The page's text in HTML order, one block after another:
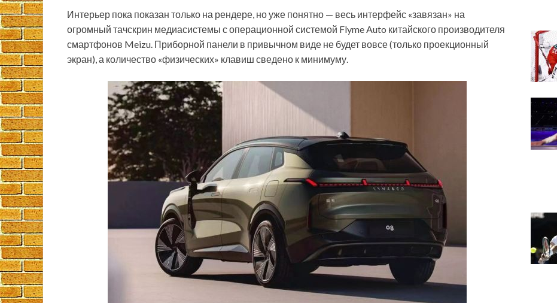
Интерьер пока показан только на рендере, но уже понятно — весь интерфейс «завязан» на
огромный тачскрин медиасистемы с операционной системой Flyme Auto китайского производителя
смартфонов Meizu. Приборной панели в привычном виде не будет вовсе (только проекционный
экран), а количество «физических» клавиш сведено к минимуму.